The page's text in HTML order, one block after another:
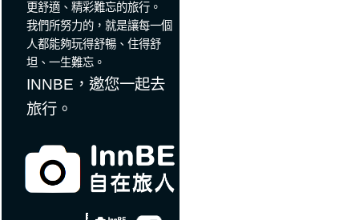
更舒適、精彩難忘的旅行。
我們所努力的，就是讓每一個
人都能夠玩得舒暢、住得舒
坦、一生難忘。
INNBE，邀您一起去
旅行。